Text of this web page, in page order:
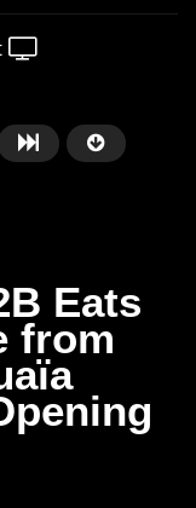
DENNIS FERRER
Eats
from